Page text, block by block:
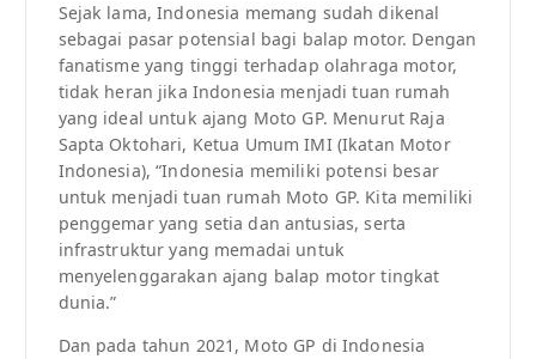
Sejak lama, Indonesia memang sudah dikenal
sebagai pasar potensial bagi balap motor. Dengan
fanatisme yang tinggi terhadap olahraga motor,
tidak heran jika Indonesia menjadi tuan rumah
yang ideal untuk ajang Moto GP. Menurut Raja
Sapta Oktohari, Ketua Umum IMI (Ikatan Motor
Indonesia), “Indonesia memiliki potensi besar
untuk menjadi tuan rumah Moto GP. Kita memiliki
penggemar yang setia dan antusias, serta
infrastruktur yang memadai untuk
menyelenggarakan ajang balap motor tingkat
dunia.”
Dan pada tahun 2021, Moto GP di Indonesia